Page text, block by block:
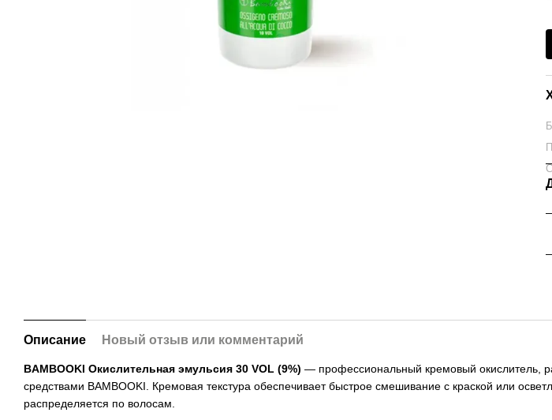
Описание Новый отзыв или комментарий
BAMBOOKI Окислительная эмульсия 30 VOL (9%) — профессиональный кремовый окислитель,
средствами BAMBOOKI. Кремовая текстура обеспечивает быстрое смешивание с краской или
распределяется по волосам.